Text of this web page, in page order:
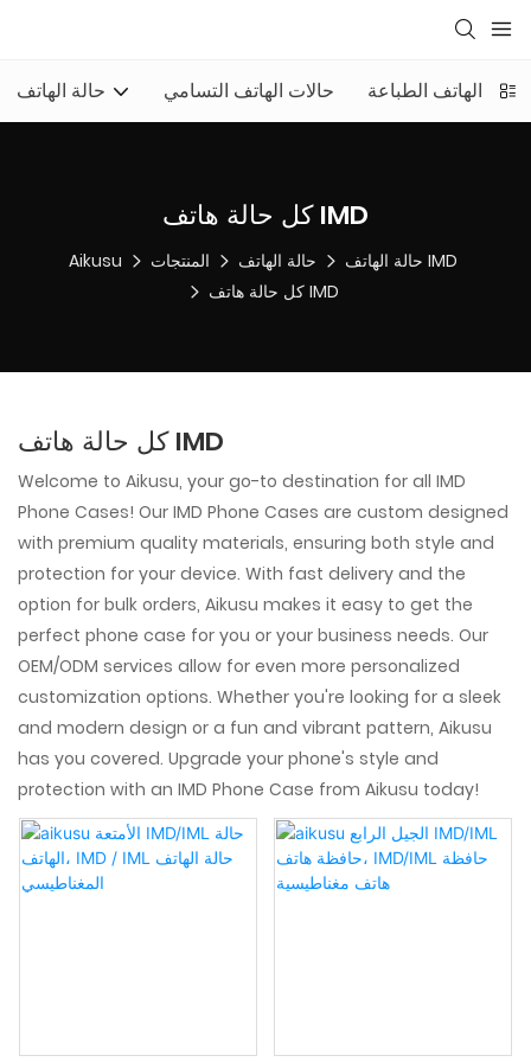
حالة الهاتف حالات الهاتف التسامي الهاتف الطباعة
كل حالة هاتف IMD
Aikusu المنتجات حالة الهاتف
حالة الهاتف IMD
كل حالة هاتف IMD
كل حالة هاتف IMD
Welcome to Aikusu, your go-to destination for all IMD
Phone Cases! Our IMD Phone Cases are custom designed
with premium quality materials, ensuring both style and
protection for your device. With fast delivery and the
option for bulk orders, Aikusu makes it easy to get the
perfect phone case for you or your business needs. Our
OEM/ODM services allow for even more personalized
customization options. Whether you're looking for a sleek
and modern design or a fun and vibrant pattern, Aikusu
has you covered. Upgrade your phone's style and
protection with an IMD Phone Case from Aikusu today!